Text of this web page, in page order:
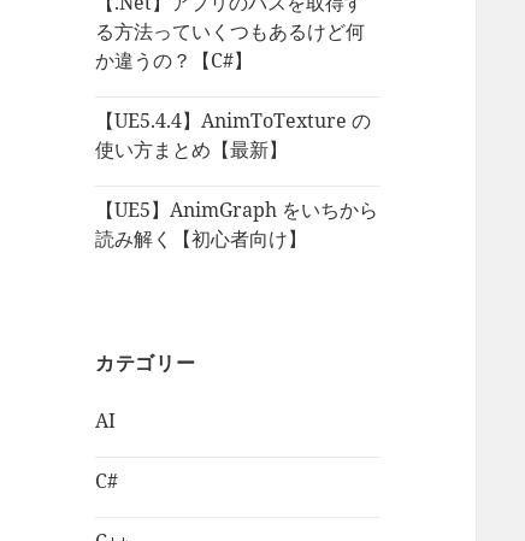
る方法っていくつもあるけど何
か違うの？【C#】
【UE5.4.4】AnimToTexture の
使い方まとめ【最新】
【UE5】AnimGraph をいちから
読み解く【初心者向け】
カテゴリー
AI
C#